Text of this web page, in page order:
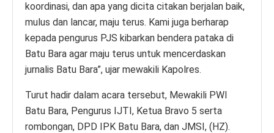
koordinasi, dan apa yang dicita citakan berjalan baik,
mulus dan lancar, maju terus. Kami juga berharap
kepada pengurus PJS kibarkan bendera pataka di
Batu Bara agar maju terus untuk mencerdaskan
jurnalis Batu Bara”, ujar mewakili Kapolres.
Turut hadir dalam acara tersebut, Mewakili PWI
Batu Bara, Pengurus IJTI, Ketua Bravo 5 serta
rombongan, DPD IPK Batu Bara, dan JMSI, (HZ).